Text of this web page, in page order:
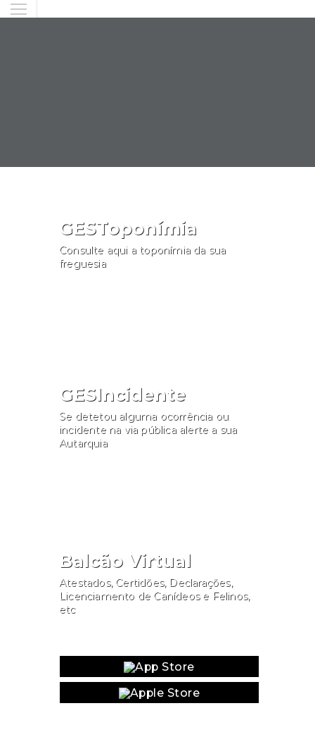
GESToponímia
Consulte aqui a toponímia da sua
freguesia
GESIncidente
Se detetou alguma ocorrência ou
incidente na via pública alerte a sua
Autarquia
Balcão Virtual
Atestados, Certidões, Declarações,
Licenciamento de Canídeos e Felinos,
etc